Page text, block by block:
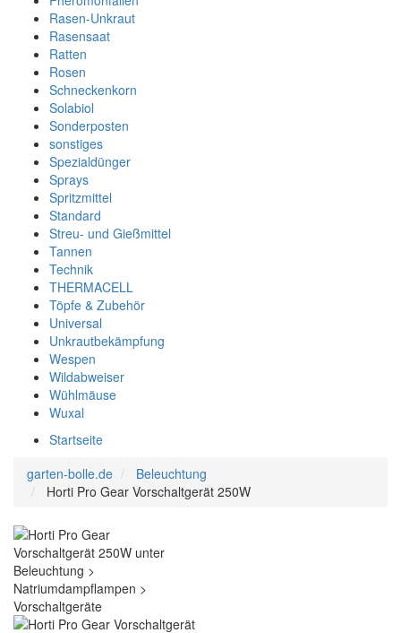
Rasen-Unkraut
Rasensaat
Ratten
Rosen
Schneckenkorn
Solabiol
Sonderposten
sonstiges
Spezialdünger
Sprays
Spritzmittel
Standard
Streu- und Gießmittel
Tannen
Technik
THERMACELL
Töpfe & Zubehör
Universal
Unkrautbekämpfung
Wespen
Wildabweiser
Wühlmäuse
Wuxal
Startseite
garten-bolle.de
Beleuchtung
Horti Pro Gear Vorschaltgerät 250W